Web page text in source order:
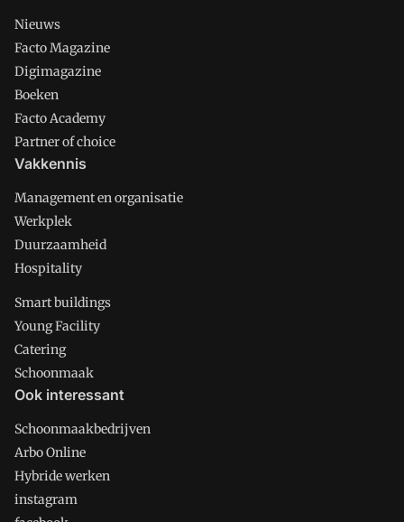
Nieuws
Facto Magazine
Digimagazine
Boeken
Facto Academy
Partner of choice
Vakkennis
Management en organisatie
Werkplek
Duurzaamheid
Hospitality
Smart buildings
Young Facility
Catering
Schoonmaak
Ook interessant
Schoonmaakbedrijven
Arbo Online
Hybride werken
instagram